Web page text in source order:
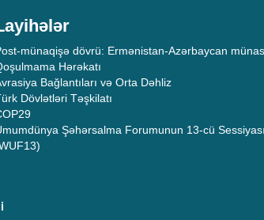
münaqişə dövrü: Ermənistan-Azərbaycan
Hərəkatı
Bağlantıları və Orta Dəhliz
Dövlətləri Təşkilatı
Şəhərsalma Forumunun 13-cü Sessiyası